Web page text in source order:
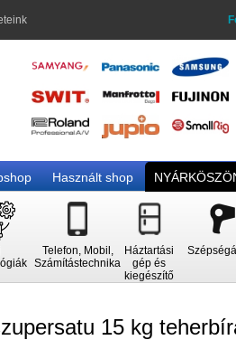
Használt shop
Telefon, Mobil,
Számítástechnika
Háztartási
gép és
kiegészítő
15 kg